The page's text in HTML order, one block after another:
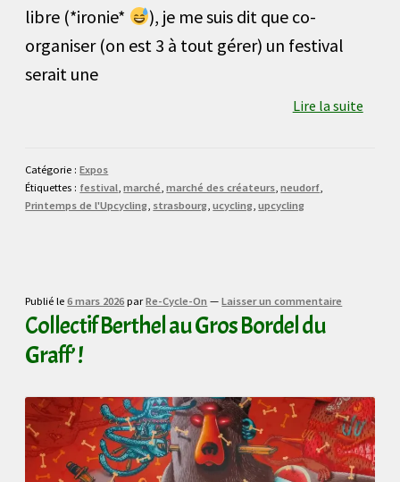
libre (*ironie*
), je me suis dit que co-
organiser (on est 3 à tout gérer) un festival
serait une
Lire la suite
Catégorie :Expos
Étiquettes : festival,marché,marché des créateurs,neudorf,
Printemps de l'Upcycling, strasbourg,ucycling,upcycling
Publié le6 mars 2026 parRe-Cycle-On —Laisser un commentaire
Collectif Berthel au Gros Bordel du
Graff’ !